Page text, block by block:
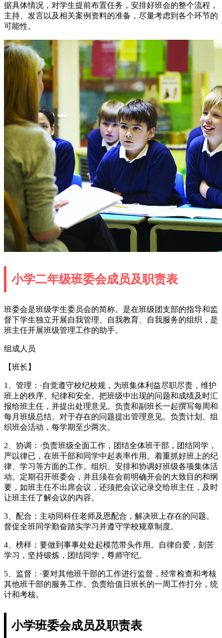
据具体情况，对学生提前布置任务，安排好班会的整个流程，
主持、发言以及相关案例资料的准备，尽量考虑到各个环节的
可能性。
小学二年级班委会成员及职责表
班委会是班级学生委员会的简称。是在班级团支部的指导和监
督下学生独立开展自我管理、自我教育、自我服务的组织，是
班主任开展班级管理工作的助手。
组成人员
【班长】
1、管理：·自觉遵守校纪校规，为班集体利益尽职尽责，维护
班上的秩序、纪律和安全。把班级中出现的问题和成绩及时汇
报给班主任，并提出处理意见。负责和副班长一起撰写每周和
每月班级总结。对于存在的问题提出管理意见。负责计划、组
织班会活动，每学期至少两次。
2、协调：·负责班级全面工作，团结全体班干部，团结同学，
严以律已，在班干部和同学中起表率作用。着重抓好班上的纪
律、学习等方面的工作。组织、安排和协调好班级各项集体活
动。定期召开班委会，并且须在会前明确开会的大致目的和纲
要，如班主任不出席会议，还须把会议记录交给班主任，及时
让班主任了解会议的内容。
3、配合：主动同科任老师及恩配合，解决班上存在的问题。
督促全班同学勤奋踏实学习并遵守学校规章制度。
4、榜样：要做到事事处处起模范带头作用。自律自爱，刻苦
学习，坚持锻炼，团结同学，尊师守纪。
5、监督：·要对其他班干部的工作进行监督，经常检查和考核
其他班干部的服务工作。负责给值日班长的一周工作打分，统
计和考核。
小学班委会成员及职责表